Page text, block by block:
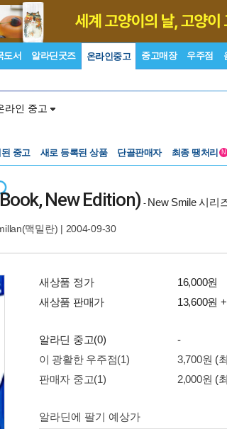
도서 알라딘굿즈 온라인중고 중고매장 우주점
라인 중고
중고 새로 등록된 상품 단골판매자 최종 땡처리 N
New Edition) - New Smile 시리
맥밀란) | 2004-09-30
새상품 정가 16,000원
새상품 판매가
13,600원
알라딘 중고(0)
-
이 광활한 우주점(1)
3,700원 (
판매자 중고(1)
2,000원 (
알라딘에 팔기 예상가